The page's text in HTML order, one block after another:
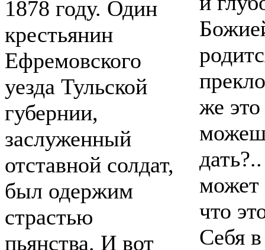
1878 году. Один
крестьянин
Ефремовского
уезда Тульской
губернии,
заслуженный
отставной солдат,
был одержим
страстью
пьянства. И вот
же
может
что
Себя